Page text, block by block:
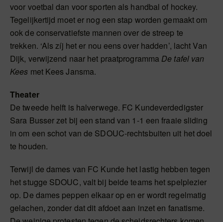
voor voetbal dan voor sporten als handbal of hockey.
Tegelijkertijd moet er nog een stap worden gemaakt om
ook de conservatiefste mannen over de streep te
trekken. ‘Als zíj het er nou eens over hadden’, lacht Van
Dijk, verwijzend naar het praatprogramma De tafel van
Kees met Kees Jansma.
Theater
De tweede helft is halverwege. FC Kundeverdedigster
Sara Busser zet bij een stand van 1-1 een fraaie sliding
in om een schot van de SDOUC-rechtsbuiten uit het doel
te houden.
Terwijl de dames van FC Kunde het lastig hebben tegen
het stugge SDOUC, valt bij beide teams het spelplezier
op. De dames peppen elkaar op en er wordt regelmatig
gelachen, zonder dat dit afdoet aan inzet en fanatisme.